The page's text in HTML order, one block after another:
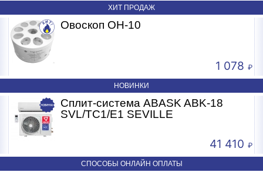
ХИТ ПРОДАЖ
Овоскоп ОН-10
1 078
НОВИНКИ
Сплит-система ABASK ABK-18
SVL/TC1/E1 SEVILLE
41 410
СПОСОБЫ ОНЛАЙН ОПЛАТЫ